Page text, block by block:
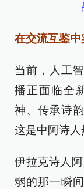
在交流互鉴
当前，人工
播正面临全
神、传承诗
这是中阿诗人
伊拉克诗人
弱的那一瞬